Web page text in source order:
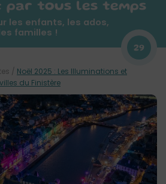
par tous les temps
les enfants, les ados,
familles !
29
/ Noël 2025 : Les Illuminations et
du Finistère